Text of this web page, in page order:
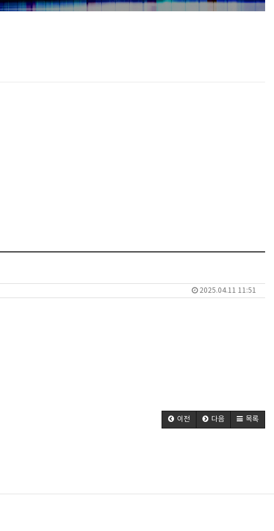
2025.04.11 11:51
이전 다음 목록